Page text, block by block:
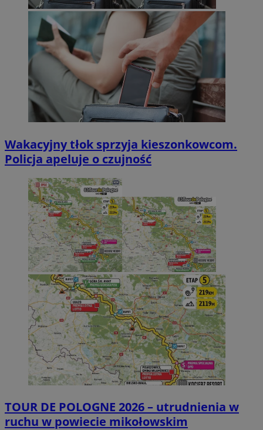
Wakacyjny tłok sprzyja kieszonkowcom.
Policja apeluje o czujność
TOUR DE POLOGNE 2026 – utrudnienia w
ruchu w powiecie mikołowskim